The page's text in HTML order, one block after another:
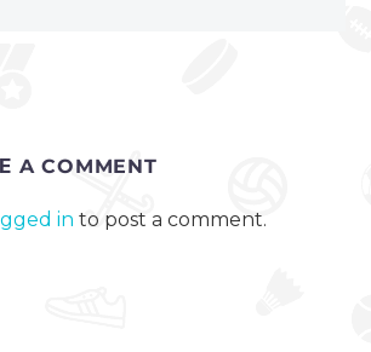
A COMMENT
in to post a comment.